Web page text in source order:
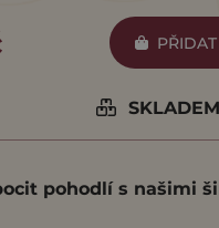
pohodlí s našimi